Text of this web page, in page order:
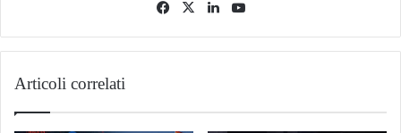
Facebook
X LinkedIn
Articoli correlati